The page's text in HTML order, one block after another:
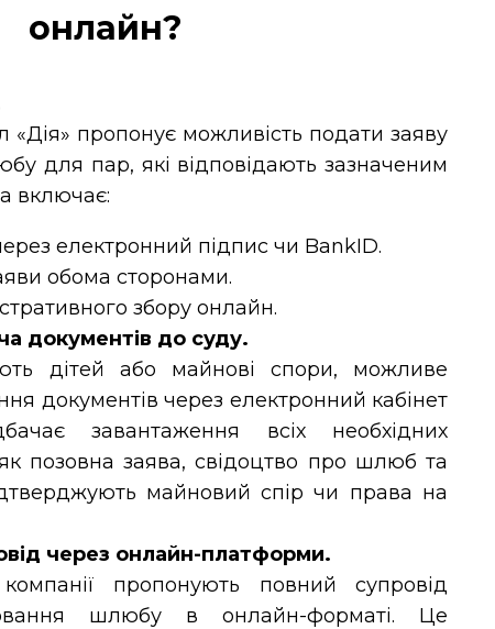
онлайн?
пропонує можливість подати заяву
для пар, які відповідають зазначеним
включає:
електронний підпис чи BankID.
обома сторонами.
збору онлайн.
документів до суду.
дітей або майнові спори, можливе
документів через електронний кабінет
завантаження всіх необхідних
як позовна заява, свідоцтво про шлюб та
майновий спір чи права на
через онлайн-платформи.
пропонують повний супровід
шлюбу в онлайн-форматі. Це